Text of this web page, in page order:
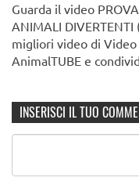
Guarda il video
ANIMALI
migliori video di
AnimalTUBE e
INSERISCI IL TUO